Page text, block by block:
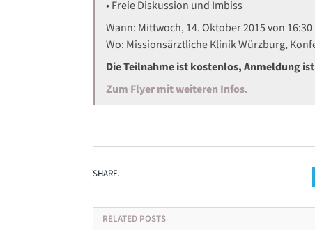
• Freie Diskussion und Imbiss
Wann: Mittwoch, 14. Oktober 2015 von 16:30
Wo: Missionsärztliche Klinik Würzburg,
Die Teilnahme ist kostenlos, Anmeldung
Zum Flyer mit weiteren Infos.
SHARE.
RELATED POSTS